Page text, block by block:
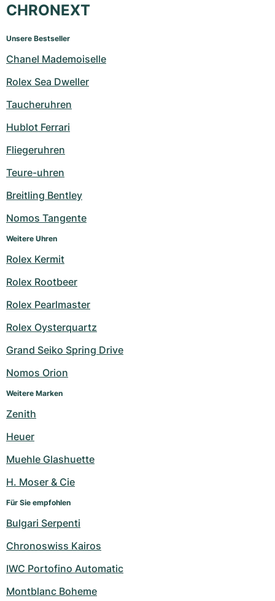
CHRONEXT
Unsere Bestseller
Chanel Mademoiselle
Rolex Sea Dweller
Taucheruhren
Hublot Ferrari
Fliegeruhren
Teure-uhren
Breitling Bentley
Nomos Tangente
Weitere Uhren
Rolex Kermit
Rolex Rootbeer
Rolex Pearlmaster
Rolex Oysterquartz
Grand Seiko Spring Drive
Nomos Orion
Weitere Marken
Zenith
Heuer
Muehle Glashuette
H. Moser & Cie
Für Sie empfohlen
Bulgari Serpenti
Chronoswiss Kairos
IWC Portofino Automatic
Montblanc Boheme